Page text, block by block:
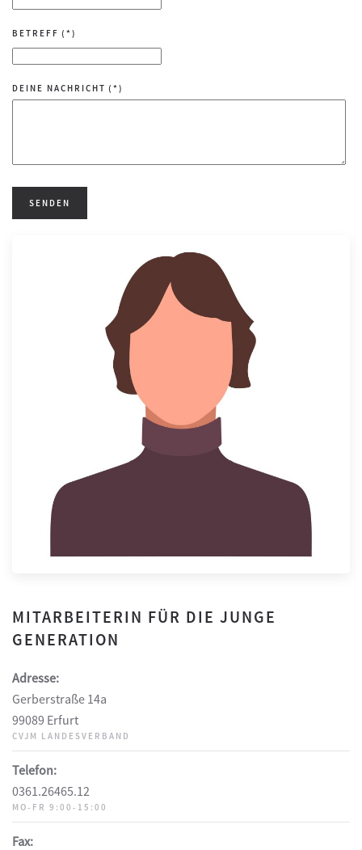
BETREFF (*)
DEINE NACHRICHT (*)
SENDEN
MITARBEITERIN FÜR DIE JUNGE
GENERATION
Adresse:
Gerberstraße 14a
99089 Erfurt
CVJM LANDESVERBAND
Telefon:
0361.26465.12
MO-FR 9:00-15:00
Fax: